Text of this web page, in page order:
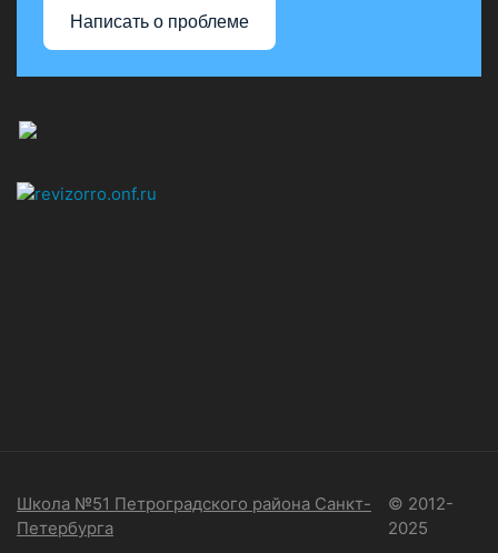
Написать о проблеме
Школа №51 Петроградского района Санкт-
Петербурга
© 2012-
2025